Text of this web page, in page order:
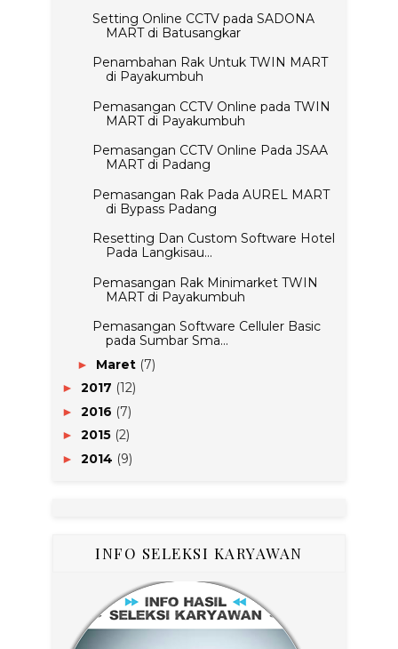
Setting Online CCTV pada SADONA
MART di Batusangkar
Penambahan Rak Untuk TWIN MART
di Payakumbuh
Pemasangan CCTV Online pada TWIN
MART di Payakumbuh
Pemasangan CCTV Online Pada JSAA
MART di Padang
Pemasangan Rak Pada AUREL MART
di Bypass Padang
Resetting Dan Custom Software Hotel
Pada Langkisau...
Pemasangan Rak Minimarket TWIN
MART di Payakumbuh
Pemasangan Software Celluler Basic
pada Sumbar Sma...
► Maret (7)
► 2017 (12)
► 2016 (7)
► 2015 (2)
► 2014 (9)
INFO SELEKSI KARYAWAN